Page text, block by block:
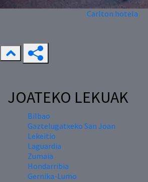
Carlton hotela
JOATEKO LEKUAK
Bilbao
Gaztelugatxeko San Joan
Lekeitio
Laguardia
Zumaia
Hondarribia
Gernika-Lumo